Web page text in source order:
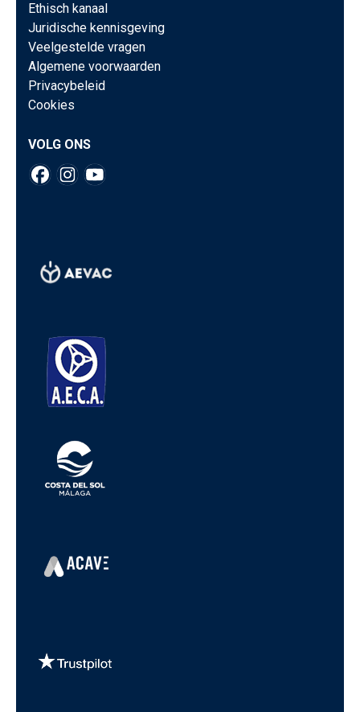
Ethisch kanaal
Juridische kennisgeving
Veelgestelde vragen
Algemene voorwaarden
Privacybeleid
Cookies
VOLG ONS